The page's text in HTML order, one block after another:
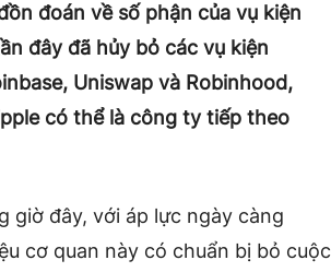
đoán về số phận của vụ kiện
đây đã hủy bỏ các vụ kiện
Uniswap và Robinhood,
có thể là công ty tiếp theo
giờ đây, với áp lực ngày càng
cơ quan này có chuẩn bị bỏ cuộc